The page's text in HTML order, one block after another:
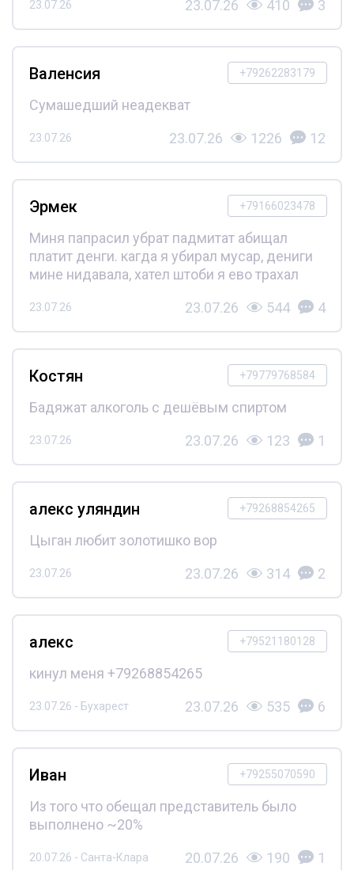
23.07.26 23.07.26 410 3
+79262283179
Валенсия
Сумашедший неадекват
23.07.26 23.07.26 1226 12
+79166023478
Эрмек
Миня папрасил убрат падмитат абищал
платит денги. кагда я убирал мусар, дениги
мине нидавала, хател штоби я ево трахал
23.07.26 23.07.26 544 4
+79779768584
Костян
Бадяжат алкоголь с дешёвым спиртом
23.07.26 23.07.26 123 1
+79268854265
алекс уляндин
Цыган любит золотишко вор
23.07.26 23.07.26 314 2
+79521180128
алекс
кинул меня +79268854265
23.07.26 - Бухарест 23.07.26 535 6
+79255070590
Иван
Из того что обещал представитель было
выполнено ~20%
20.07.26 - Санта-Клара 20.07.26 190 1